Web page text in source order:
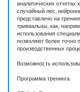
аналитических отчетах
случайный лес,
представлено на
тривиальны, как,
использования
позволяют более точно
производственных
Возможность
Программа тренинга